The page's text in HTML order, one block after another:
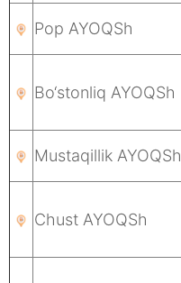
Pop AYOQSh
Bo‘stonliq AYOQSh
Mustaqillik AYOQSh
Chust AYOQSh